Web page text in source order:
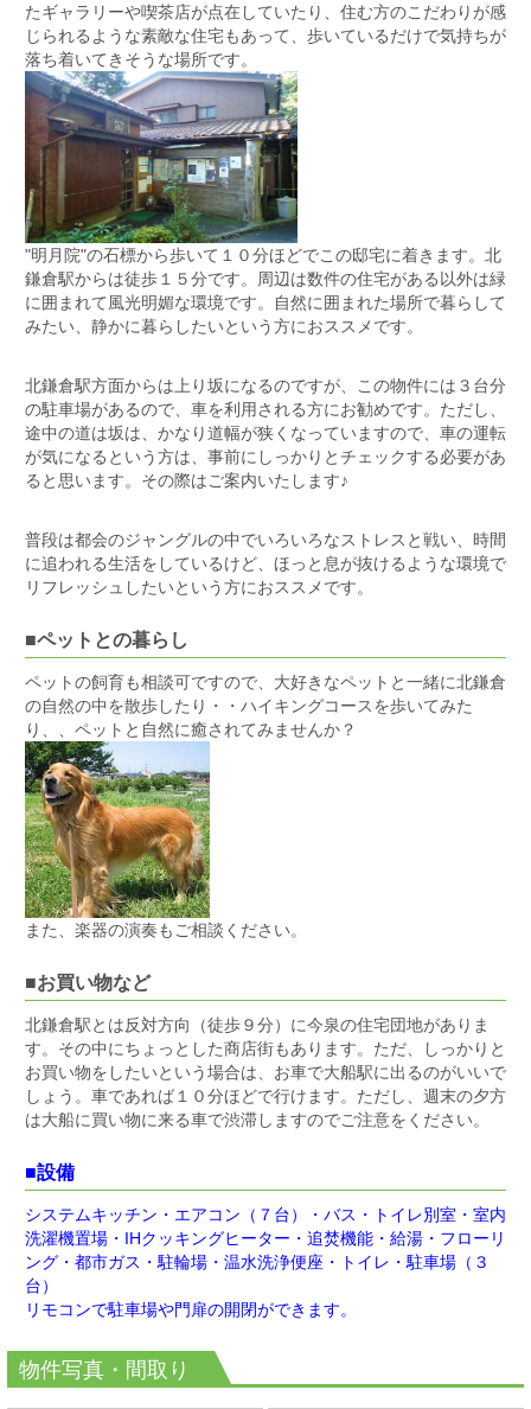
たギャラリーや喫茶店が点在していたり、住む方のこだわりが感
じられるような素敵な住宅もあって、歩いているだけで気持ちが
落ち着いてきそうな場所です。
"明月院"の石標から歩いて１０分ほどでこの邸宅に着きます。北
鎌倉駅からは徒歩１５分です。周辺は数件の住宅がある以外は緑
に囲まれて風光明媚な環境です。自然に囲まれた場所で暮らして
みたい、静かに暮らしたいという方におススメです。
北鎌倉駅方面からは上り坂になるのですが、この物件には３台分
の駐車場があるので、車を利用される方にお勧めです。ただし、
途中の道は坂は、かなり道幅が狭くなっていますので、車の運転
が気になるという方は、事前にしっかりとチェックする必要があ
ると思います。その際はご案内いたします♪
普段は都会のジャングルの中でいろいろなストレスと戦い、時間
に追われる生活をしているけど、ほっと息が抜けるような環境で
リフレッシュしたいという方におススメです。
■ペットとの暮らし
ペットの飼育も相談可ですので、大好きなペットと一緒に北鎌倉
の自然の中を散歩したり・・ハイキングコースを歩いてみた
り、、ペットと自然に癒されてみませんか？
また、楽器の演奏もご相談ください。
■お買い物など
北鎌倉駅とは反対方向（徒歩９分）に今泉の住宅団地がありま
す。その中にちょっとした商店街もあります。ただ、しっかりと
お買い物をしたいという場合は、お車で大船駅に出るのがいいで
しょう。車であれば１０分ほどで行けます。ただし、週末の夕方
は大船に買い物に来る車で渋滞しますのでご注意をください。
■設備
システムキッチン・エアコン（７台）・バス・トイレ別室・室内
洗濯機置場・IHクッキングヒーター・追焚機能・給湯・フローリ
ング・都市ガス・駐輪場・温水洗浄便座・トイレ・駐車場（３
台）
リモコンで駐車場や門扉の開閉ができます。
物件写真・間取り